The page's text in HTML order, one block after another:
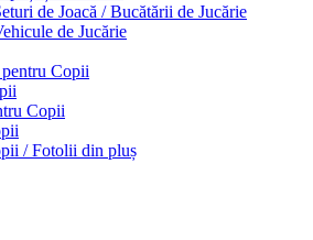
de Joacă / Bucătării de Jucărie
de Jucărie
Copii
Copii
/ Fotolii din pluș